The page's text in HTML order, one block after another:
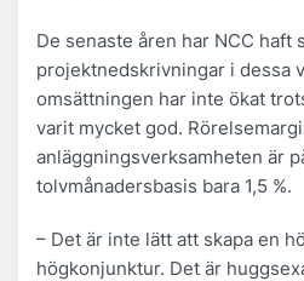
De senaste åren har NCC haft
projektnedskrivningar i dessa
omsättningen har inte ökat
varit mycket god.
anläggningsverksamheten är
tolvmånadersbasis bara 1,5 %.
– Det är inte lätt att skapa en
högkonjunktur. Det är